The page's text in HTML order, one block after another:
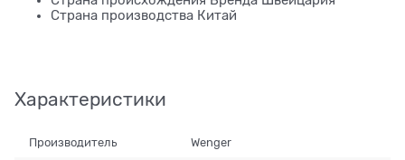
Страна производства Китай
Характеристики
Производитель Wenger